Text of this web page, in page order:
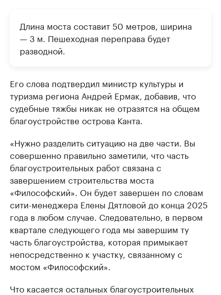
Длина моста составит 50 метров, ширина
— 3 м. Пешеходная переправа будет
разводной.
Его слова подтвердил министр культуры и
туризма региона Андрей Ермак, добавив, что
судебные тяжбы никак не отразятся на общем
благоустройстве острова Канта.
«Нужно разделить ситуацию на две части. Вы
совершенно правильно заметили, что часть
благоустроительных работ связана с
завершением строительства моста
«Философский». Он будет завершен по словам
сити-менеджера Елены Дятловой до конца 2025
года в любом случае. Следовательно, в первом
квартале следующего года мы завершим ту
часть благоустройства, которая примыкает
непосредственно к участку, связанному с
мостом «Философский».
Что касается остальных благоустроительных